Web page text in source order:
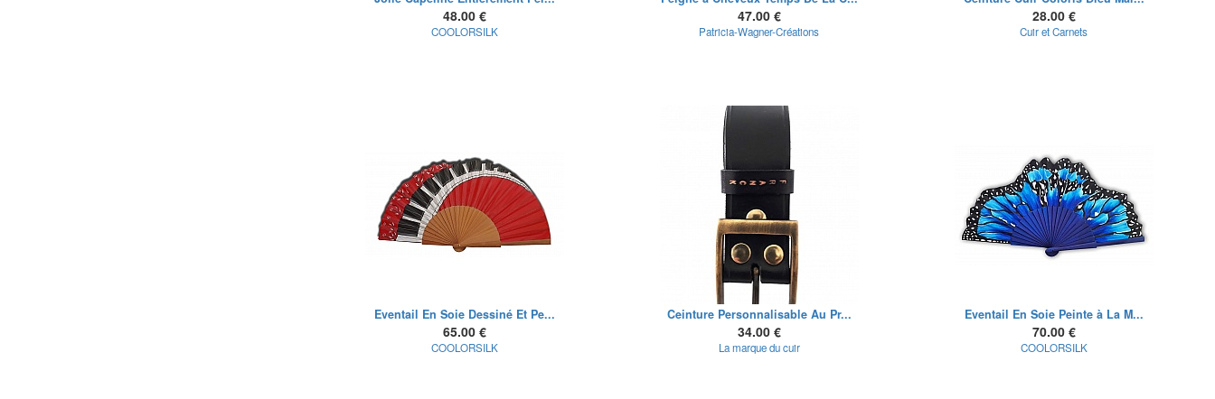
48.00 €
COOLORSILK
47.00 €
Patricia-Wagner-Créations
28.00 €
Cuir et Carnets
Eventail En Soie Dessiné Et Pe...
65.00 €
COOLORSILK
Ceinture Personnalisable Au Pr...
34.00 €
La marque du cuir
Eventail En Soie Peinte à La M...
70.00 €
COOLORSILK